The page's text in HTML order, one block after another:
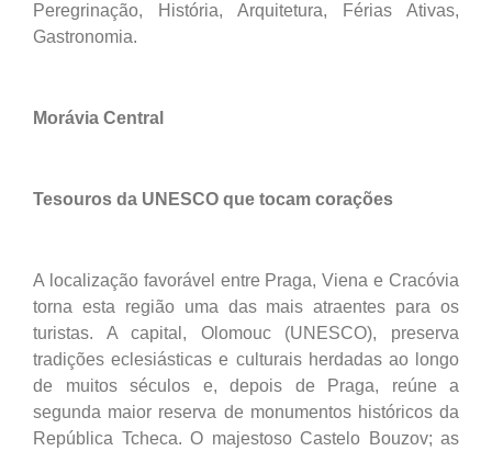
Peregrinação, História, Arquitetura, Férias Ativas,
Gastronomia.
Morávia Central
Tesouros da UNESCO que tocam corações
A localização favorável entre Praga, Viena e Cracóvia
torna esta região uma das mais atraentes para os
turistas. A capital, Olomouc (UNESCO), preserva
tradições eclesiásticas e culturais herdadas ao longo
de muitos séculos e, depois de Praga, reúne a
segunda maior reserva de monumentos históricos da
República Tcheca. O majestoso Castelo Bouzov; as